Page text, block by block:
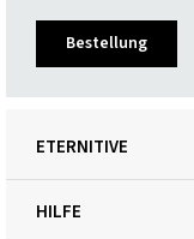
Bestellung
ETERNITIVE
HILFE